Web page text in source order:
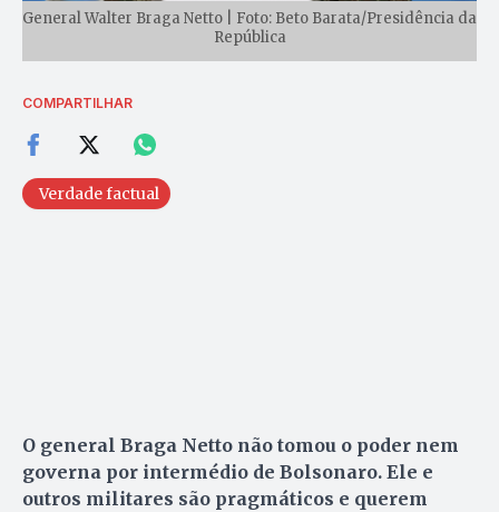
General Walter Braga Netto | Foto: Beto Barata/Presidência da
República
COMPARTILHAR
Verdade factual
O general Braga Netto não tomou o poder nem
governa por intermédio de Bolsonaro. Ele e
outros militares são pragmáticos e querem